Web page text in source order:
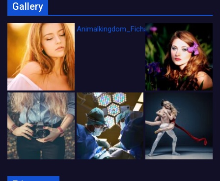
Gallery
Animalkingdom_FichaCine